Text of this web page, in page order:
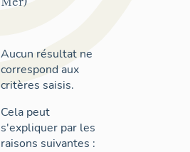
Aucun résultat ne
correspond aux
critères saisis.
Cela peut
s'expliquer par les
raisons suivantes :